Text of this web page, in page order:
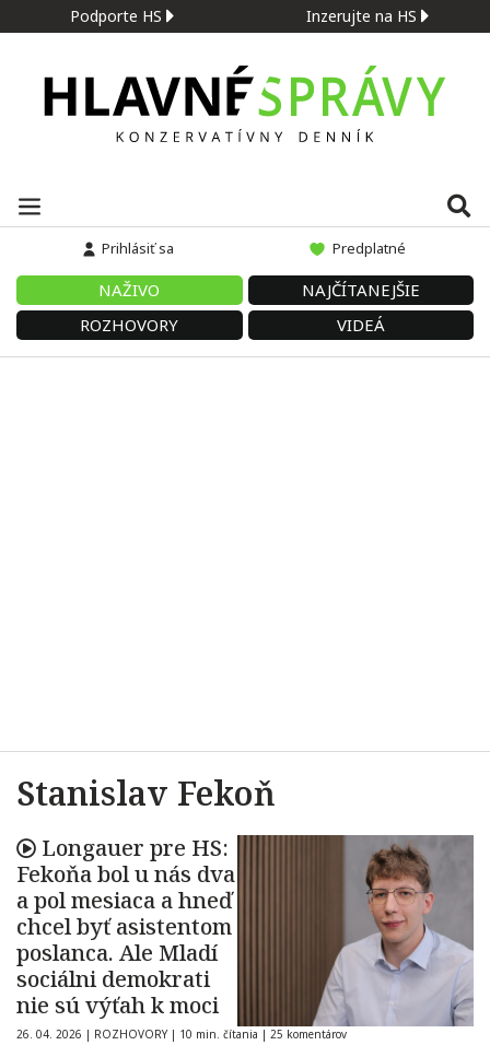
Podporte HS Inzerujte na HS
Prihlásiť sa Predplatné
NAŽIVO
NAJČÍTANEJŠIE
ROZHOVORY
VIDEÁ
Stanislav Fekoň
Longauer pre HS:
Fekoňa bol u nás dva
a pol mesiaca a hneď
chcel byť asistentom
poslanca. Ale Mladí
sociálni demokrati
nie sú výťah k moci
26. 04. 2026 | ROZHOVORY | 10 min. čítania | 25 komentárov